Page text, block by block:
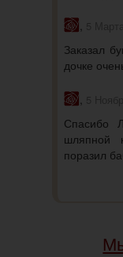
,
Заказал
дочке
,
Спасибо
шляпной
поразил